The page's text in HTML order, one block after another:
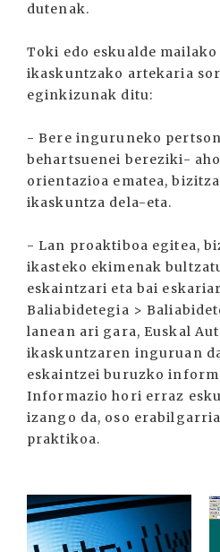
dutenak.
Toki edo eskualde
ikaskuntzako artekaria
eginkizunak ditu:
- Bere inguruneko
behartsuenei bereziki-
orientazioa ematea,
ikaskuntza dela-eta.
- Lan proaktiboa egitea,
ikasteko ekimenak
eskaintzari eta bai
Baliabidetegia >
lanean ari gara, Euskal
ikaskuntzaren inguruan
eskaintzei buruzko
Informazio hori erraz
izango da, oso
praktikoa.